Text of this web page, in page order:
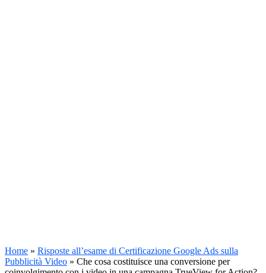
Home » Risposte all’esame di Certificazione Google Ads sulla
Pubblicità Video » Che cosa costituisce una conversione per